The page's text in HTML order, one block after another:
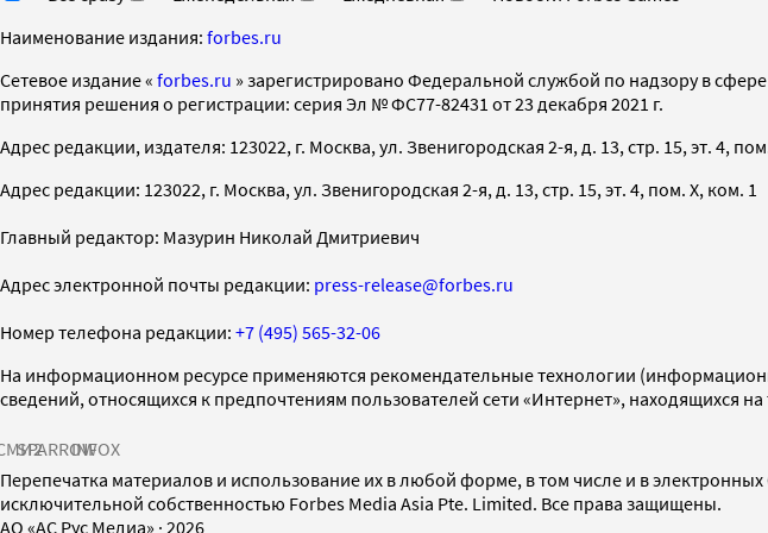
Наименование издания: forbes.ru
Cетевое издание « forbes.ru » зарегистрировано Федеральной службой по надзору в
принятия решения о регистрации: серия Эл № ФС77-82431 от 23 декабря 2021 г.
Адрес редакции, издателя: 123022, г. Москва, ул. Звенигородская 2-я, д. 13, стр. 15, эт. 4,
Адрес редакции: 123022, г. Москва, ул. Звенигородская 2-я, д. 13, стр. 15, эт. 4, пом. X, ком. 1
Главный редактор: Мазурин Николай Дмитриевич
Адрес электронной почты редакции: press-release@forbes.ru
Номер телефона редакции: +7 (495) 565-32-06
На информационном ресурсе применяются рекомендательные технологии
сведений, относящихся к предпочтениям пользователей сети «Интернет», находящихся
SPARROWINFOX
Перепечатка материалов и использование их в любой форме, в том числе и в
исключительной собственностью Forbes Media Asia Pte. Limited. Все права защищены.
AO «АС Рус Медиа» · 2026